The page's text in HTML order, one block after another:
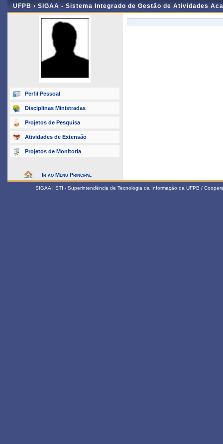
UFPB › SIGAA - Sistema Integrado de Gestão de Atividades
Perfil Pessoal
Disciplinas Ministradas
Projetos de Pesquisa
Atividades de Extensão
Projetos de Monitoria
Ir ao Menu Principal
-
SIGAA | STI - Superintendência de Tecnologia da Informação da UFPB /